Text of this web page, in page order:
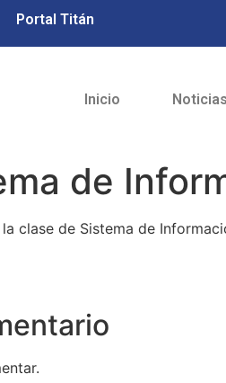
Portal Titán
Inicio Noticias
de
clase de Sistema de